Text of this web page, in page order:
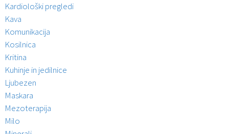
Kardiološki pregledi
Kava
Komunikacija
Kosilnica
Kritina
Kuhinje in jedilnice
Ljubezen
Maskara
Mezoterapija
Milo